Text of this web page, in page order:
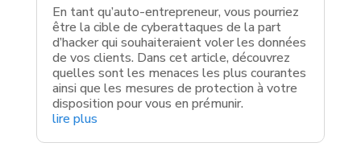
En tant qu’auto-entrepreneur, vous pourriez
être la cible de cyberattaques de la part
d’hacker qui souhaiteraient voler les données
de vos clients. Dans cet article, découvrez
quelles sont les menaces les plus courantes
ainsi que les mesures de protection à votre
disposition pour vous en prémunir.
lire plus